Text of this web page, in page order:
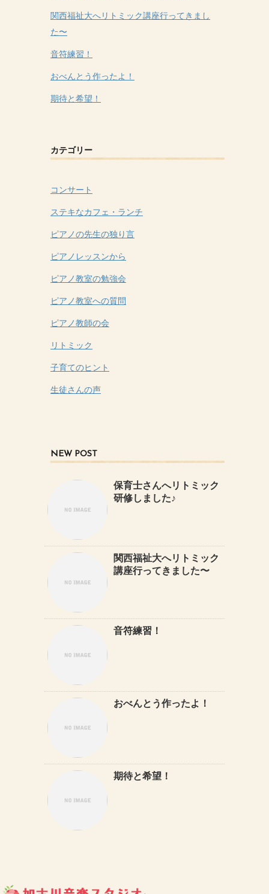
関西福祉大へリトミック講座行ってきまし
た〜
音符練習！
おべんとう作ったよ！
期待と希望！
カテゴリー
コンサート
ステキなカフェ・ランチ
ピアノの先生の独り言
ピアノレッスンから
ピアノ教室の勉強会
ピアノ教室への質問
ピアノ教師の会
リトミック
子育てのヒント
生徒さんの声
NEW POST
保育士さんへリトミック
研修しました♪
関西福祉大へリトミック
講座行ってきました〜
音符練習！
おべんとう作ったよ！
期待と希望！